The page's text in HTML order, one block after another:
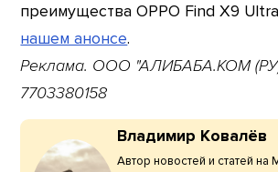
преимущества OPPO Find X9
нашем анонсе.
Реклама. ООО "АЛИБАБА.КОМ
7703380158
Владимир Ковалёв
Автор новостей и статей на